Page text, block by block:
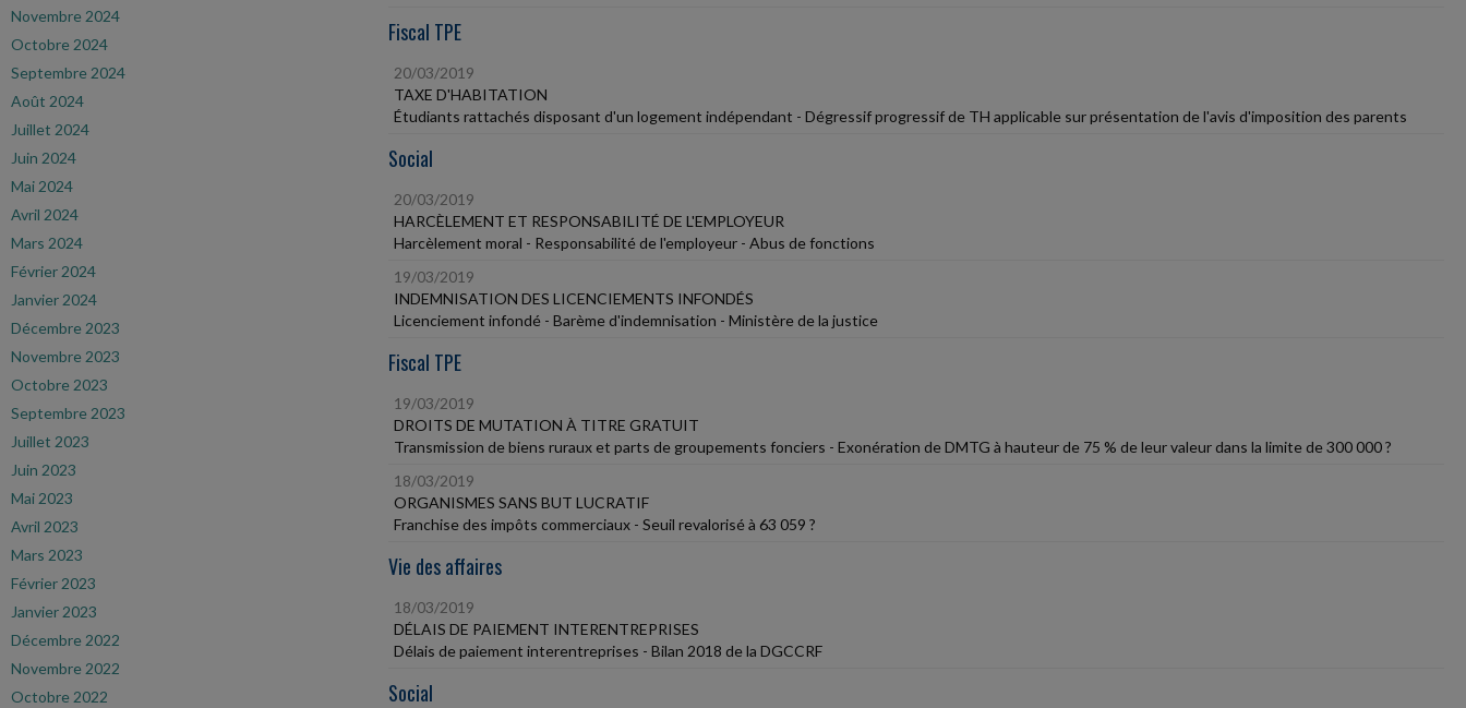
Novembre 2024
Octobre 2024
Septembre 2024
Août 2024
Juillet 2024
Juin 2024
Mai 2024
Avril 2024
Mars 2024
Février 2024
Janvier 2024
Décembre 2023
Novembre 2023
Octobre 2023
Septembre 2023
Juillet 2023
Juin 2023
Mai 2023
Avril 2023
Mars 2023
Février 2023
Janvier 2023
Décembre 2022
Novembre 2022
Octobre 2022
Fiscal TPE
20/03/2019
TAXE D'HABITATION
Étudiants rattachés disposant d'un logement indépendant - Dégressif progressif de TH applicable sur présentation de l'avis d'imposition des parents
Social
20/03/2019
HARCÈLEMENT ET RESPONSABILITÉ DE L'EMPLOYEUR
Harcèlement moral - Responsabilité de l'employeur - Abus de fonctions
19/03/2019
INDEMNISATION DES LICENCIEMENTS INFONDÉS
Licenciement infondé - Barème d'indemnisation - Ministère de la justice
Fiscal TPE
19/03/2019
DROITS DE MUTATION À TITRE GRATUIT
Transmission de biens ruraux et parts de groupements fonciers - Exonération de DMTG à hauteur de 75 % de leur valeur dans la limite de 300 000 ?
18/03/2019
ORGANISMES SANS BUT LUCRATIF
Franchise des impôts commerciaux - Seuil revalorisé à 63 059 ?
Vie des affaires
18/03/2019
DÉLAIS DE PAIEMENT INTERENTREPRISES
Délais de paiement interentreprises - Bilan 2018 de la DGCCRF
Social